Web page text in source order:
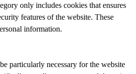
only includes cookies that ensures
features of the website. These
information.
particularly necessary for the website